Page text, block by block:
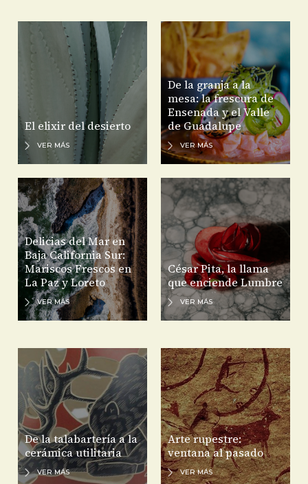
El elixir del desierto
VER MÁS
De la granja a la
mesa: la frescura de
Ensenada y el Valle
de Guadalupe
VER MÁS
Delicias del Mar en
Baja California Sur:
Mariscos Frescos en
La Paz y Loreto
VER MÁS
César Pita, la llama
que enciende Lumbre
VER MÁS
De la talabartería a la
cerámica utilitaria
VER MÁS
Arte rupestre:
ventana al pasado
VER MÁS